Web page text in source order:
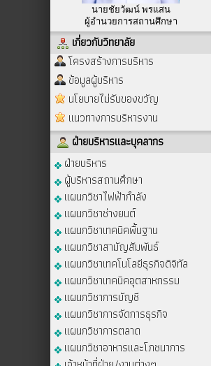
นายชัยวัฒน์ พรแสน
ผู้อำนวยการสถานศึกษา
เกี่ยวกับวิทยาลัย
โครงสร้างการบริหาร
ข้อมูลผู้บริหาร
นโยบายไม่รับของขวัญ
แนวทางการบริหารงาน
ฝ่ายบริหารและบุคลากร
ฝ่ายบริหาร
ผู้บริหารสถานศึกษา
แผนกวิชาไฟฟ้ากำลัง
แผนกวิชาช่างยนต์
แผนกวิชาเทคนิคพื้นฐาน
แผนกวิชาสามัญสัมพันธ์
แผนกวิชาเทคโนโลยีธุรกิจดิจิทัล
แผนกวิชาเทคนิคอุตสาหกรรม
แผนกวิชาการบัญชี
แผนกวิชาการจัดการธุรกิจ
แผนกวิชาการตลาด
แผนกวิชาอาหารและโภชนาการ